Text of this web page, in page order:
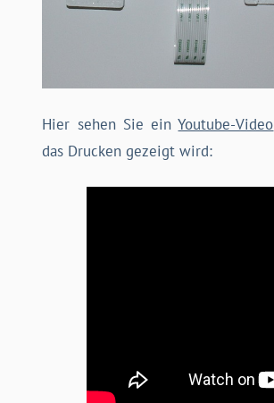
Hier sehen Sie einYoutube-Video
das Drucken gezeigt wird: